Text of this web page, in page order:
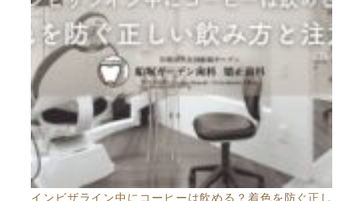
インビザライン中にコーヒーは飲める？着色を防ぐ正し